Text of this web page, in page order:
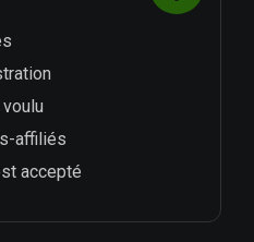
affiliés
accepté